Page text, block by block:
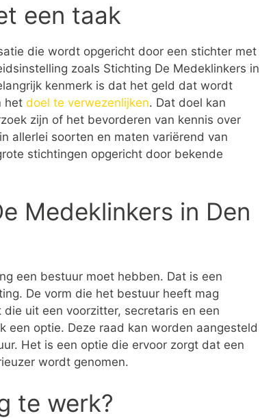
een taak
die wordt opgericht door een stichter met
zoals Stichting De Medeklinkers in
kenmerk is dat het geld dat wordt
het doel te verwezenlijken. Dat doel kan
zijn of het bevorderen van kennis over
allerlei soorten en maten variërend van
stichtingen opgericht door bekende
Medeklinkers in Den
een bestuur moet hebben. Dat is een
De vorm die het bestuur heeft mag
uit een voorzitter, secretaris en een
een optie. Deze raad kan worden aangesteld
Het is een optie die ervoor zorgt dat een
wordt genomen.
te werk?